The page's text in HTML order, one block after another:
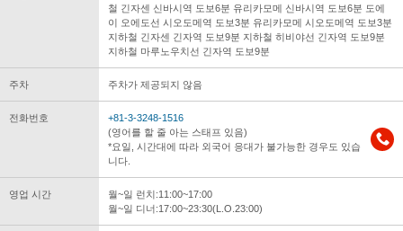
철 긴자센 신바시역 도보6분 유리카모메 신바시역 도보6분 도에
이 오에도선 시오도메역 도보3분 유리카모메 시오도메역 도보3분
지하철 긴자센 긴자역 도보9분 지하철 히비야선 긴자역 도보9분
지하철 마루노우치선 긴자역 도보9분
주차 주차가 제공되지 않음
전화번호
+81-3-3248-1516
(영어를 할 줄 아는 스태프 있음)
*요일, 시간대에 따라 외국어 응대가 불가능한 경우도 있습
니다.
영업 시간
월~일 런치:11:00~17:00
월~일 디너:17:00~23:30(L.O.23:00)